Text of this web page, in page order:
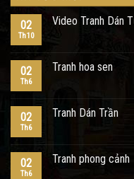
02
Th10
Video Tranh Dán
02
Th6
Tranh hoa sen
02
Th6
Tranh Dán Trần
02
Th6
Tranh phong cảnh